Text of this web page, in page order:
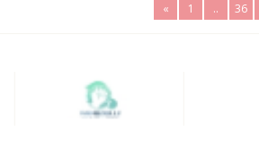
« 1 .. 36